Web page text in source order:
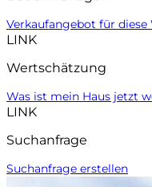
Verkaufangebot für diese
LINK
Wertschätzung
Was ist mein Haus jetzt
LINK
Suchanfrage
Suchanfrage erstellen